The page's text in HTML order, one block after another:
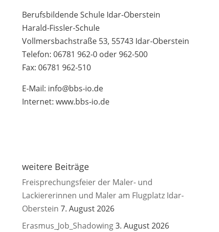
Berufsbildende Schule Idar-Oberstein
Harald-Fissler-Schule
Vollmersbachstraße 53, 55743 Idar-Oberstein
Telefon: 06781 962-0 oder 962-500
Fax: 06781 962-510
E-Mail: info@bbs-io.de
Internet: www.bbs-io.de
weitere Beiträge
Freisprechungsfeier der Maler- und
Lackiererinnen und Maler am Flugplatz Idar-
Oberstein 7. August 2026
Erasmus_Job_Shadowing3. August 2026